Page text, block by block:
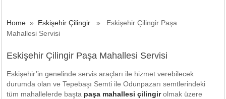
Home » Eskişehir Çilingir » Eskişehir Çilingir Paşa
Mahallesi Servisi
Eskişehir Çilingir Paşa Mahallesi Servisi
Eskişehir’in genelinde servis araçları ile hizmet verebilecek
durumda olan ve Tepebaşı Semti ile Odunpazarı semtlerindeki
tüm mahallelerde başta paşa mahallesi çilingirolmak üzere